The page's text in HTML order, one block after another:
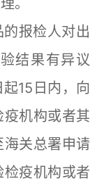
。
报检人对出
结果有异议
15日内，向
机构或者其
关总署申请
疫机构或者